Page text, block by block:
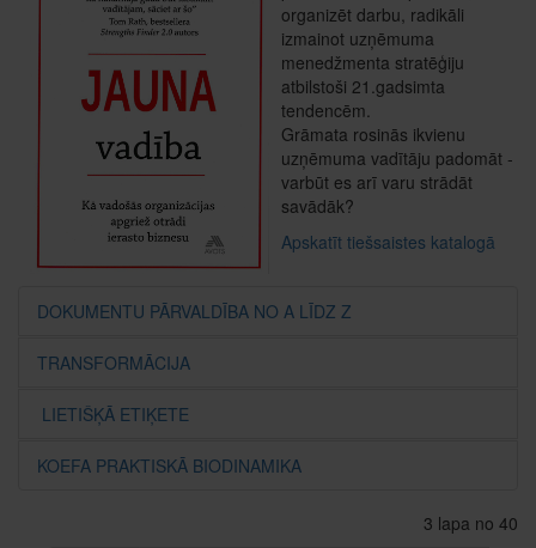
organizēt darbu, radikāli
izmainot uzņēmuma
menedžmenta stratēģiju
atbilstoši 21.gadsimta
tendencēm.
Grāmata rosinās ikvienu
uzņēmuma vadītāju padomāt -
varbūt es arī varu strādāt
savādāk?
Apskatīt tiešsaistes katalogā
DOKUMENTU PĀRVALDĪBA NO A LĪDZ Z
TRANSFORMĀCIJA
LIETIŠĶĀ ETIĶETE
KOEFA PRAKTISKĀ BIODINAMIKA
3 lapa no 40